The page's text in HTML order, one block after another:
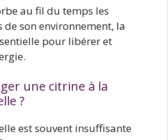
au fil du temps les
de son environnement, la
pour libérer et
une citrine à la
?
est souvent insuffisante